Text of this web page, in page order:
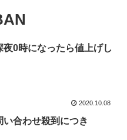
夜0時になったら値上げし
2020.10.08
い合わせ殺到につき